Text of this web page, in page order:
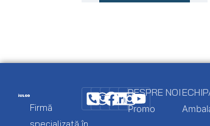
Firmă
DESPRE NOI
Promo